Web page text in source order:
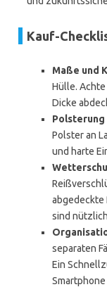
Kauf-
Maße und
Hülle. Achte
Dicke
Polsterung
Polster an
und harte
abgedeckte
sind
separaten
Ein